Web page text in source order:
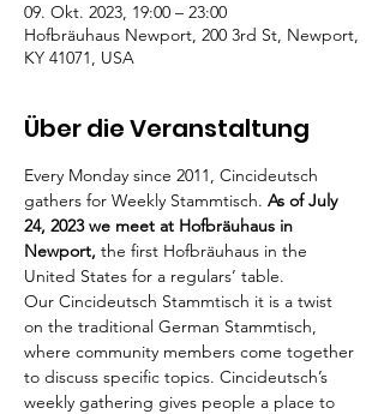
09. Okt. 2023, 19:00 – 23:00
Hofbräuhaus Newport, 200 3rd St, Newport,
KY 41071, USA
Über die Veranstaltung
Every Monday since 2011, Cincideutsch
gathers for Weekly Stammtisch. As of July
24, 2023 we meet at Hofbräuhaus in
Newport, the first Hofbräuhaus in the
United States for a regulars’ table.
Our Cincideutsch Stammtisch it is a twist
on the traditional German Stammtisch,
where community members come together
to discuss specific topics. Cincideutsch’s
weekly gathering gives people a place to